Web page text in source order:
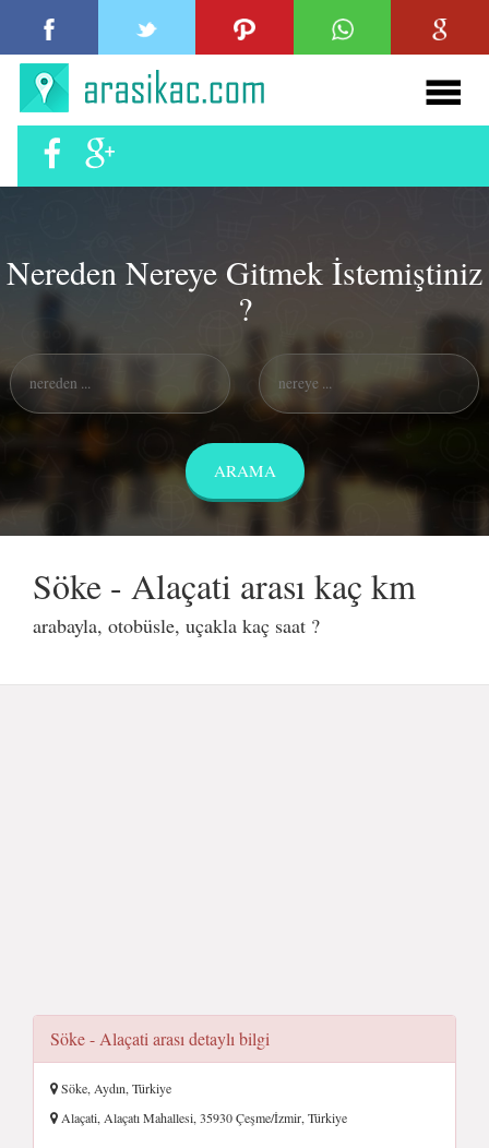
Nereden Nereye Gitmek İstemiştiniz
?
Söke - Alaçati arası kaç km
arabayla, otobüsle, uçakla kaç saat ?
Söke - Alaçati arası detaylı bilgi
Söke, Aydın, Türkiye
Alaçati, Alaçatı Mahallesi, 35930 Çeşme/İzmir, Türkiye